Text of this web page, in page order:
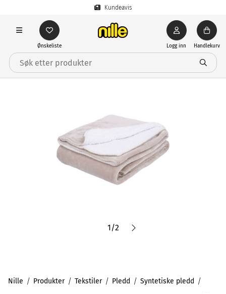
Kundeavis
Ønskeliste Logg inn Handlekurv
1/2
Nille Produkter Tekstiler Pledd Syntetiske pledd